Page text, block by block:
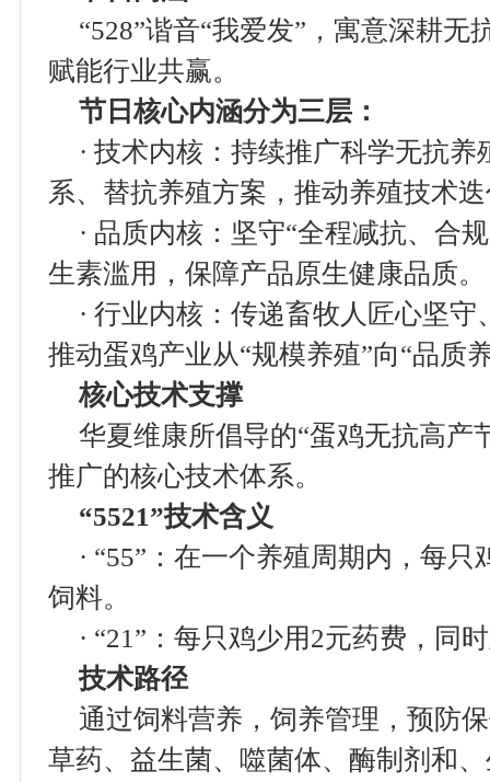
“528”谐音“我爱发”，寓意深耕无
赋能行业共赢。
节日核心内涵分为三层：
· 技术内核：持续推广科学无抗
系、替抗养殖方案，推动养殖技术
· 品质内核：坚守“全程减抗、合
生素滥用，保障产品原生健康品质。
· 行业内核：传递畜牧人匠心坚
推动蛋鸡产业从“规模养殖”向“品质
核心技术支撑
华夏维康所倡导的“蛋鸡无抗高产
推广的核心技术体系。
“5521”技术含义
· “55”：在一个养殖周期内，每
饲料。
· “21”：每只鸡少用2元药费，同
技术路径
通过饲料营养，饲养管理，预防
草药、益生菌、噬菌体、酶制剂和